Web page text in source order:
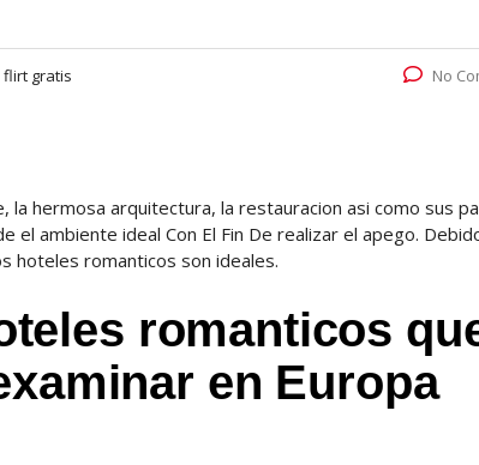
flirt gratis No
la hermosa arquitectura, la restauracion asi como sus
el ambiente ideal Con El Fin De realizar el apego.
hoteles romanticos son ideales.
romanticos
en Europa